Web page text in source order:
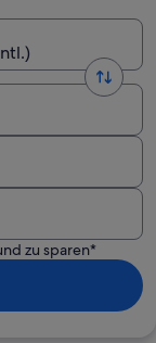
zu sparen*